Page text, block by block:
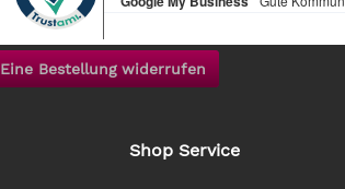
Eine Bestellung widerrufen
Shop Service